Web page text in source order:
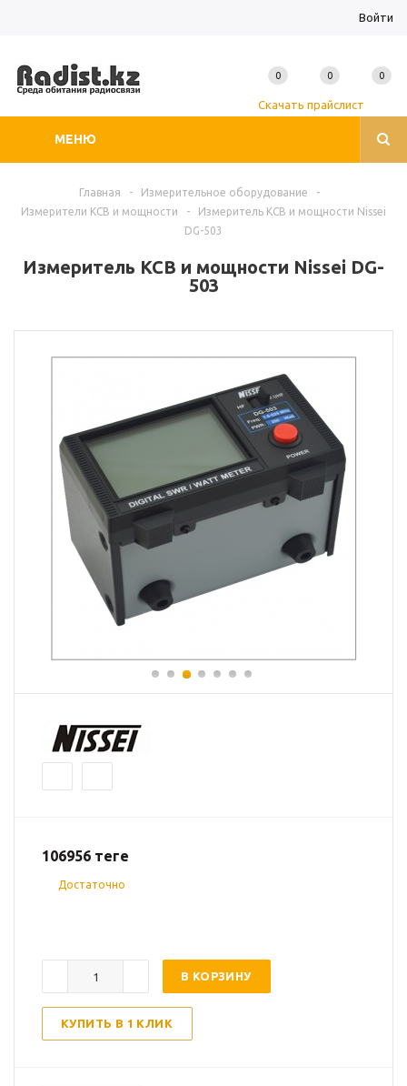
Войти
МЕНЮ
Скачать прайслист
0 0 0
Главная - Измерительное оборудование
-
Измерители КСВ и мощности
-
Измеритель КСВ и мощности Nissei
DG-503
Измеритель КСВ и мощности Nissei DG-
503
106956 теңге
Достаточно
В КОРЗИНУ
КУПИТЬ В 1 КЛИК